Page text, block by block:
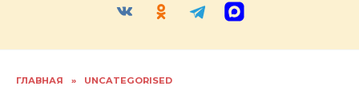
ГЛАВНАЯ » UNCATEGORISED